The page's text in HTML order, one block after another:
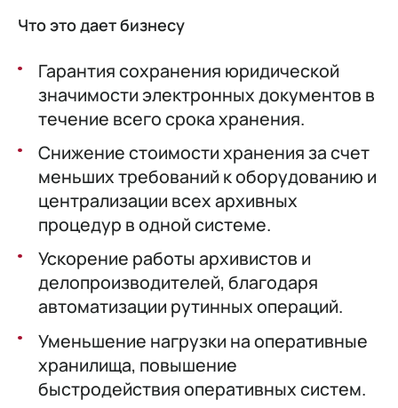
Что это дает бизнесу
Гарантия сохранения юридической
значимости электронных документов в
течение всего срока хранения.
Снижение стоимости хранения за счет
меньших требований к оборудованию и
централизации всех архивных
процедур в одной системе.
Ускорение работы архивистов и
делопроизводителей, благодаря
автоматизации рутинных операций.
Уменьшение нагрузки на оперативные
хранилища, повышение
быстродействия оперативных систем.